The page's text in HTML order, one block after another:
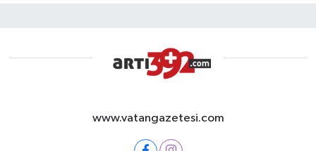
www.vatangazetesi.com